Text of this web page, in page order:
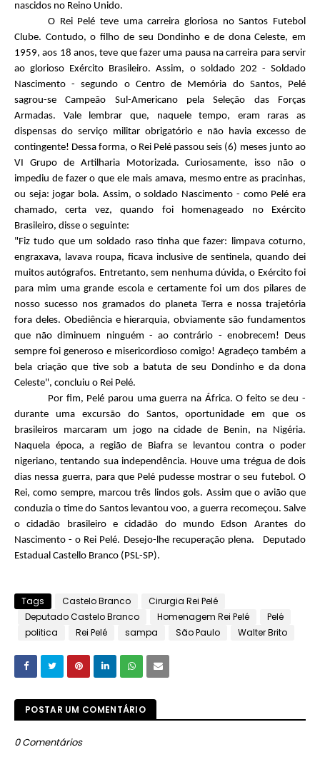
nascidos no Reino Unido.
O Rei Pelé teve uma carreira gloriosa no Santos Futebol
Clube. Contudo, o filho de seu Dondinho e de dona Celeste, em
1959, aos 18 anos, teve que fazer uma pausa na carreira para servir
ao glorioso Exército Brasileiro. Assim, o soldado 202 - Soldado
Nascimento - segundo o Centro de Memória do Santos, Pelé
sagrou-se Campeão Sul-Americano pela Seleção das Forças
Armadas. Vale lembrar que, naquele tempo, eram raras as
dispensas do serviço militar obrigatório e não havia excesso de
contingente! Dessa forma, o Rei Pelé passou seis (6) meses junto ao
VI Grupo de Artilharia Motorizada. Curiosamente, isso não o
impediu de fazer o que ele mais amava, mesmo entre as pracinhas,
ou seja: jogar bola. Assim, o soldado Nascimento - como Pelé era
chamado, certa vez, quando foi homenageado no Exército
Brasileiro, disse o seguinte:
"Fiz tudo que um soldado raso tinha que fazer: limpava coturno,
engraxava, lavava roupa, ficava inclusive de sentinela, quando dei
muitos autógrafos. Entretanto, sem nenhuma dúvida, o Exército foi
para mim uma grande escola e certamente foi um dos pilares de
nosso sucesso nos gramados do planeta Terra e nossa trajetória
fora deles. Obediência e hierarquia, obviamente são fundamentos
que não diminuem ninguém - ao contrário - enobrecem! Deus
sempre foi generoso e misericordioso comigo! Agradeço também a
bela criação que tive sob a batuta de seu Dondinho e da dona
Celeste", concluiu o Rei Pelé.
Por fim, Pelé parou uma guerra na África. O feito se deu -
durante uma excursão do Santos, oportunidade em que os
brasileiros marcaram um jogo na cidade de Benin, na Nigéria.
Naquela época, a região de Biafra se levantou contra o poder
nigeriano, tentando sua independência. Houve uma trégua de dois
dias nessa guerra, para que Pelé pudesse mostrar o seu futebol. O
Rei, como sempre, marcou três lindos gols. Assim que o avião que
conduzia o time do Santos levantou voo, a guerra recomeçou. Salve
o cidadão brasileiro e cidadão do mundo Edson Arantes do
Nascimento - o Rei Pelé. Desejo-lhe recuperação plena. Deputado
Estadual Castello Branco (PSL-SP).
Tags Castelo Branco
Cirurgia Rei Pelé
Deputado Castelo Branco
Homenagem Rei Pelé
Pelé
politica
Rei Pelé sampa São Paulo Walter Brito
POSTAR UM COMENTÁRIO
0 Comentários